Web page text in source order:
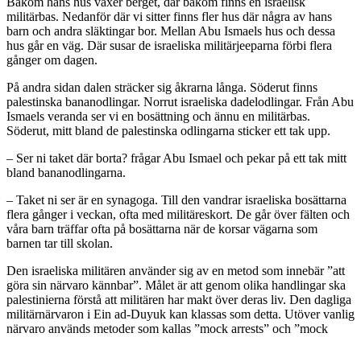
militärbas. Nedanför där vi sitter finns fler hus där några av hans
barn och andra släktingar bor. Mellan Abu Ismaels hus och dessa
hus går en väg. Där susar de israeliska militärjeeparna förbi flera
gånger om dagen.
På andra sidan dalen sträcker sig åkrarna långa. Söderut finns
palestinska bananodlingar. Norrut israeliska dadelodlingar. Från Abu
Ismaels veranda ser vi en bosättning och ännu en militärbas.
Söderut, mitt bland de palestinska odlingarna sticker ett tak upp.
– Ser ni taket där borta? frågar Abu Ismael och pekar på ett tak mitt
bland bananodlingarna.
– Taket ni ser är en synagoga. Till den vandrar israeliska bosättarna
flera gånger i veckan, ofta med militäreskort. De går över fälten och
våra barn träffar ofta på bosättarna när de korsar vägarna som
barnen tar till skolan.
Den israeliska militären använder sig av en metod som innebär ”att
göra sin närvaro kännbar”. Målet är att genom olika handlingar ska
palestinierna förstå att militären har makt över deras liv. Den dagliga
militärnärvaron i Ein ad-Duyuk kan klassas som detta. Utöver vanlig
närvaro används metoder som kallas ”mock arrests” och ”mock